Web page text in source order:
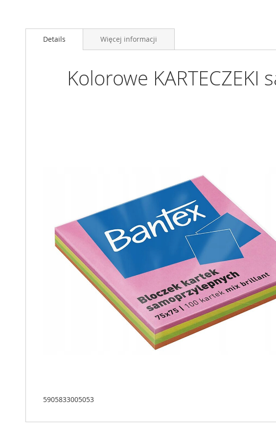
na
początekDetails
Kolorowe
5905833005053
Więcej informacji